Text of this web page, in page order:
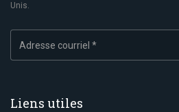
Unis.
Liens utiles